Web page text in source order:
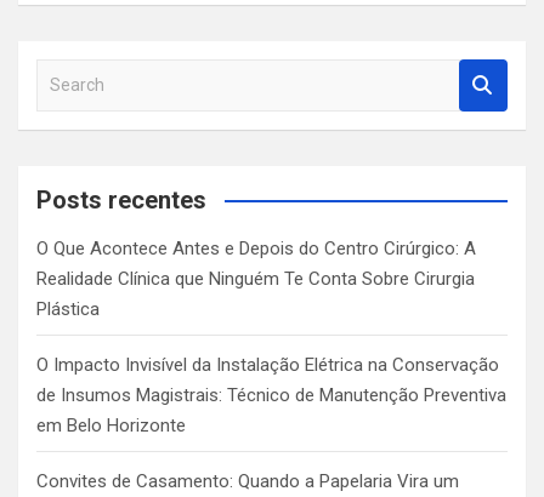
a
c
Posts recentes
O Que Acontece Antes e Depois do Centro Cirúrgico: A
Realidade Clínica que Ninguém Te Conta Sobre Cirurgia
Plástica
O Impacto Invisível da Instalação Elétrica na Conservação
de Insumos Magistrais: Técnico de Manutenção Preventiva
em Belo Horizonte
Convites de Casamento: Quando a Papelaria Vira um